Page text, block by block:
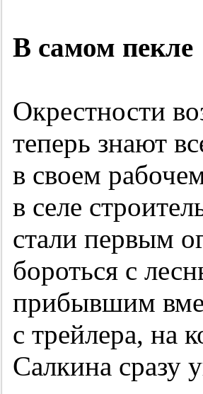
В самом пекле
Окрестности
теперь знают
в своем
в селе
стали первым
бороться с
прибывшим
с трейлера, на
Салкина сразу